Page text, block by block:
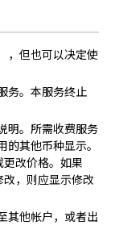
，但也可以决定使
务。本服务终止
明。所需收费服务
其他币种显示。
改价格。如果
，则应显示修改
其他帐户，或者出